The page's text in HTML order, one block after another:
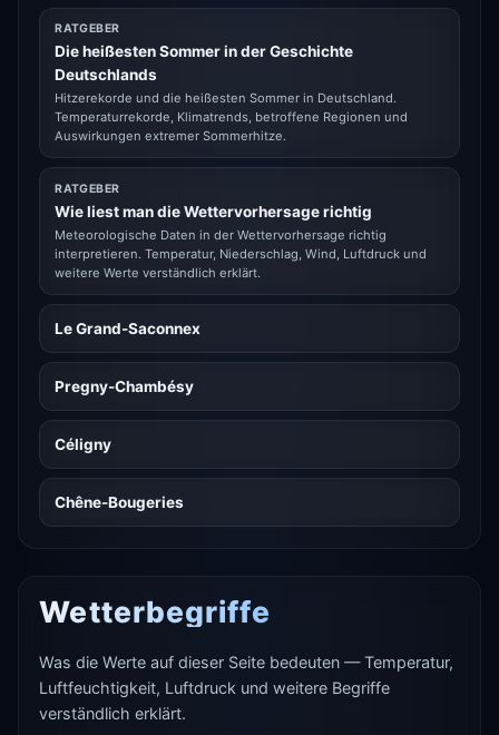
RATGEBER
Die heißesten Sommer in der Geschichte
Deutschlands
Hitzerekorde und die heißesten Sommer in Deutschland.
Temperaturrekorde, Klimatrends, betroffene Regionen und
Auswirkungen extremer Sommerhitze.
RATGEBER
Wie liest man die Wettervorhersage richtig
Meteorologische Daten in der Wettervorhersage richtig
interpretieren. Temperatur, Niederschlag, Wind, Luftdruck und
weitere Werte verständlich erklärt.
Le Grand-Saconnex
Pregny-Chambésy
Céligny
Chêne-Bougeries
Wetterbegriffe
Was die Werte auf dieser Seite bedeuten — Temperatur,
Luftfeuchtigkeit, Luftdruck und weitere Begriffe
verständlich erklärt.